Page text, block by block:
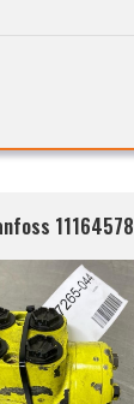
11164578